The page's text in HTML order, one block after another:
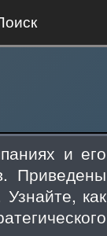
и его
Приведены
как